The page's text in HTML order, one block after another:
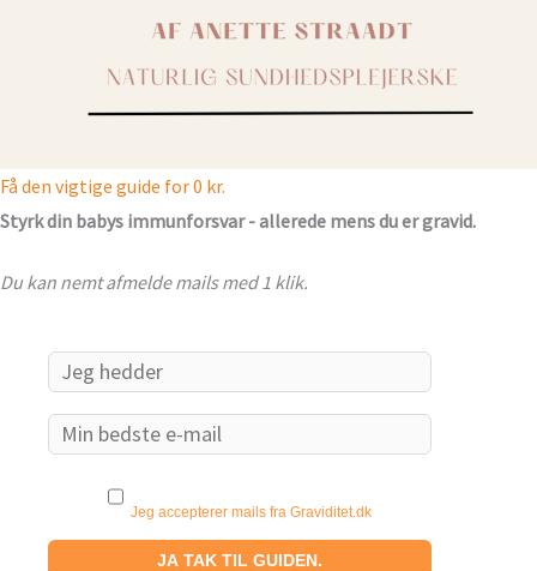
Få den vigtige guide for 0 kr.
Styrk din babys immunforsvar - allerede mens du er gravid.
Du kan nemt afmelde mails med 1 klik.
Jeg accepterer mails fra Graviditet.dk